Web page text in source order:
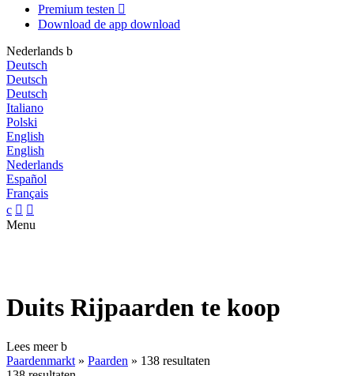
Premium testen 
Download de app download
Nederlands b
Deutsch
Deutsch
Deutsch
Italiano
Polski
English
English
Nederlands
Español
Français
c  
Menu
Duits Rijpaarden te koop
Lees meerb
Paardenmarkt » Paarden » 138 resultaten